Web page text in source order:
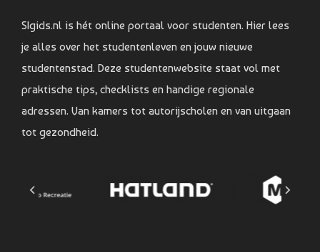
SIgids.nl is hét online portaal voor studenten. Hier lees
je alles over het studentenleven en jouw nieuwe
studentenstad. Deze studentenwebsite staat vol met
praktische tips, checklists en handige regionale
adressen. Van kamers tot autorijscholen en van uitgaan
tot gezondheid.